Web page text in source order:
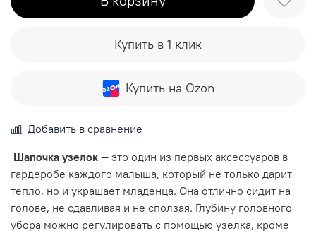
Купить в 1 клик
Купить на Ozon
Добавить в сравнение
Шапочка узелок — это один из первых аксессуаров в
гардеробе каждого малыша, который не только дарит
тепло, но и украшает младенца. Она отлично сидит на
голове, не сдавливая и не сползая. Глубину головного
убора можно регулировать с помощью узелка, кроме